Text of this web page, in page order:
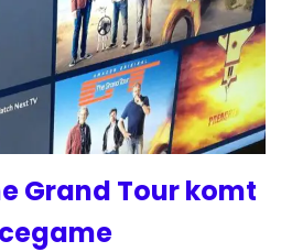
Grand Tour komt